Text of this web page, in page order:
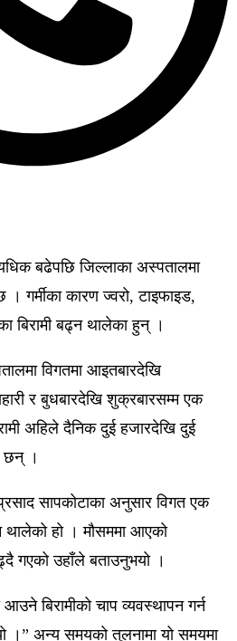
बढेपछि जिल्लाका अस्पतालमा
। गर्मीका कारण ज्वरो, टाइफाइड,
बिरामी बढ्न थालेका हुन् ।
विगतमा आइतबारदेखि
र बुधबारदेखि शुक्रबारसम्म एक
अहिले दैनिक दुई हजारदेखि दुई
छन् ।
सापकोटाका अनुसार विगत एक
थालेको हो । मौसममा आएको
गएको उहाँले बताउनुभयो ।
बिरामीको चाप व्यवस्थापन गर्न
।” अन्य समयको तुलनामा यो समयमा